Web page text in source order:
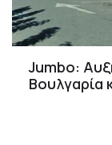
Jumbo:
Βουλγαρία